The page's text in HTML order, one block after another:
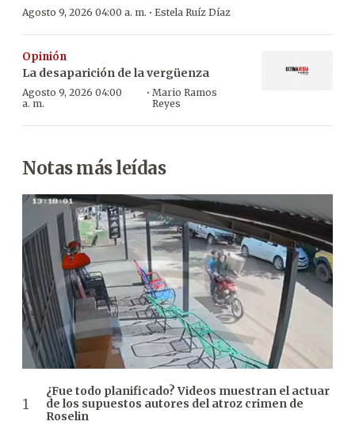
Agosto 9, 2026 04:00 a. m. · Estela Ruíz Díaz
Opinión
La desaparición de la vergüenza
Agosto 9, 2026 04:00
a. m.
· Mario Ramos
Reyes
Notas más leídas
¿Fue todo planificado? Videos muestran el actuar
de los supuestos autores del atroz crimen de
Roselin